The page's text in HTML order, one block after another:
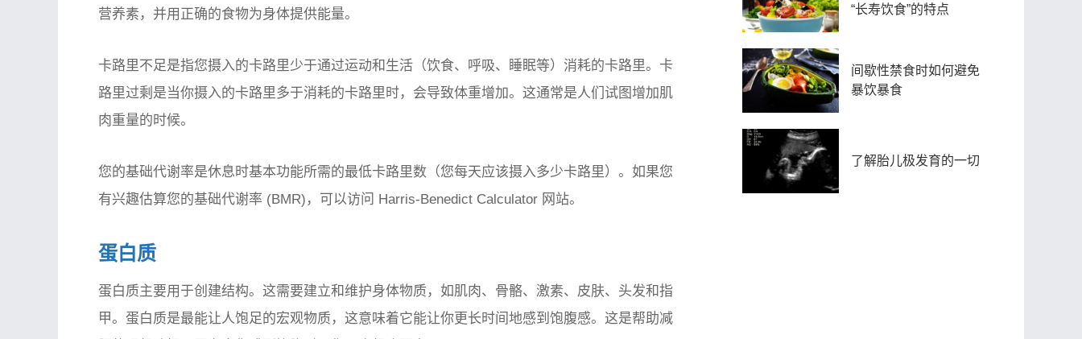
营养素，并用正确的食物为身体提供能量。
卡路里不足是指您摄入的卡路里少于通过运动和生活（饮食、呼吸、睡眠等）消耗的卡路里。卡
路里过剩是当你摄入的卡路里多于消耗的卡路里时，会导致体重增加。这通常是人们试图增加肌
肉重量的时候。
您的基础代谢率是休息时基本功能所需的最低卡路里数（您每天应该摄入多少卡路里）。如果您
有兴趣估算您的基础代谢率 (BMR)，可以访问 Harris-Benedict Calculator 网站。
蛋白质
蛋白质主要用于创建结构。这需要建立和维护身体物质，如肌肉、骨骼、激素、皮肤、头发和指
甲。蛋白质是最能让人饱足的宏观物质，这意味着它能让你更长时间地感到饱腹感。这是帮助减
“长寿饮食”的特点
间歇性禁食时如何避免
暴饮暴食
了解胎儿极发育的一切